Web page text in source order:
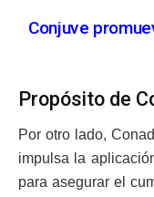
Conjuve
Propósito de
Por otro lado,
impulsa la
para asegurar el